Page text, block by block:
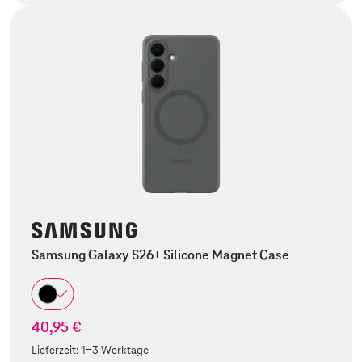
Samsung Galaxy S26+ Silicone Magnet Case
40,95 €
Lieferzeit:1-3 Werktage